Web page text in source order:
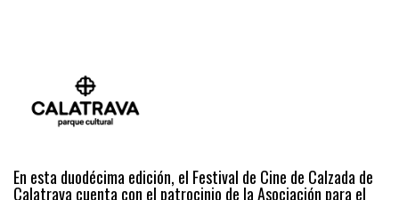
En esta duodécima edición, el Festival de Cine de Calzada de
Calatrava cuenta con el patrocinio de la Asociación para el